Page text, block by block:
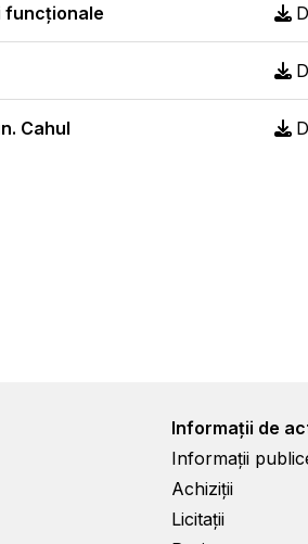
funcţionale
Cahul
Informații de
Informații
Achiziții
Licitații